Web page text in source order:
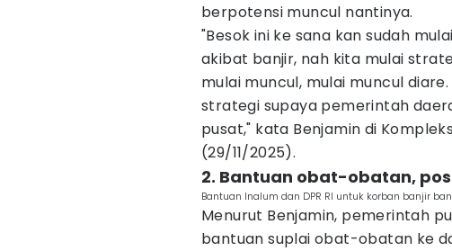
berpotensi muncul nantinya.
"Besok ini ke sana kan sudah
akibat banjir, nah kita mulai
mulai muncul, mulai muncul
strategi supaya pemerintah
pusat," kata Benjamin di
(29/11/2025).
2. Bantuan obat-obatan,
Bantuan Inalum dan DPR RI untuk korban banjir
Menurut Benjamin, pemerintah
bantuan suplai obat-obatan ke